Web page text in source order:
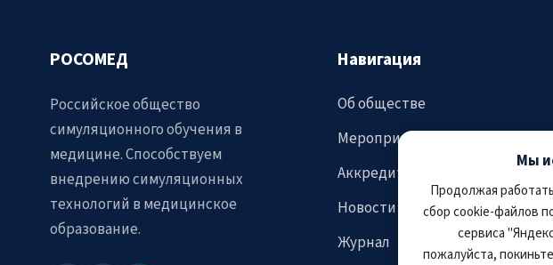
Мы
Продолжая
сбор cookie-файлов
сервиса
пожалуйста,
РОСОМЕД
Российское общество
симуляционного обучения в
медицине. Способствуем
внедрению симуляционных
технологий в медицинское
образование.
Навигация
Об обществе
Мероприятия
Аккредитация
Новости
Журнал